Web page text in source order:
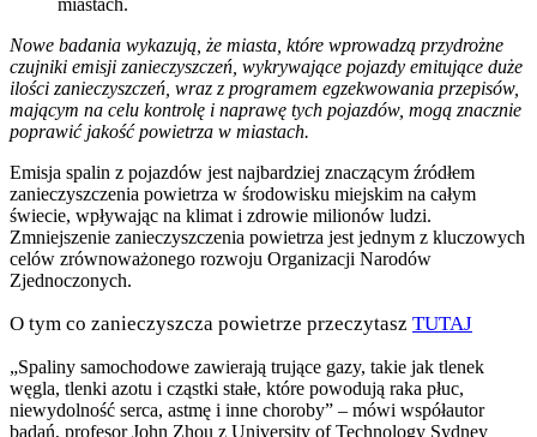
Nowe badania wykazują, że miasta, które wprowadzą przydrożne
czujniki emisji zanieczyszczeń, wykrywające pojazdy emitujące duże
ilości zanieczyszczeń, wraz z programem egzekwowania przepisów,
mającym na celu kontrolę i naprawę tych pojazdów, mogą znacznie
poprawić jakość powietrza w miastach.
Emisja spalin z pojazdów jest najbardziej znaczącym źródłem
zanieczyszczenia powietrza w środowisku miejskim na całym
świecie, wpływając na klimat i zdrowie milionów ludzi.
Zmniejszenie zanieczyszczenia powietrza jest jednym z kluczowych
celów zrównoważonego rozwoju Organizacji Narodów
Zjednoczonych.
O tym co zanieczyszcza powietrze przeczytasz TUTAJ
„Spaliny samochodowe zawierają trujące gazy, takie jak tlenek
węgla, tlenki azotu i cząstki stałe, które powodują raka płuc,
niewydolność serca, astmę i inne choroby” – mówi współautor
badań, profesor John Zhou z University of Technology Sydney